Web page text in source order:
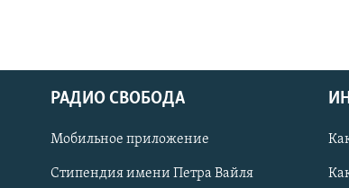
СОЦИАЛЬНЫЕ СЕТИ
РАДИО СВОБОДА
Мобильное приложение
Стипендия имени Петра Вайля